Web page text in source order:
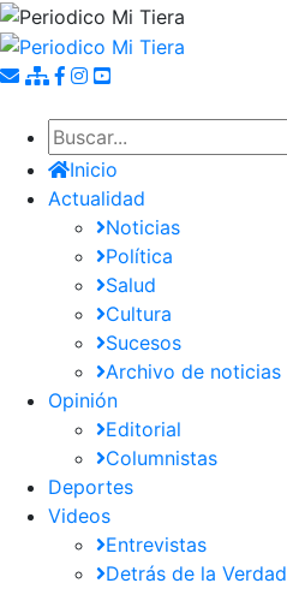
Pasar
al
contenido
Inicio
Actualidad
Noticias
Política
Salud
Cultura
Sucesos
Archivo de noticias
Opinión
Editorial
Columnistas
Deportes
Videos
Entrevistas
Detrás de la Verdad